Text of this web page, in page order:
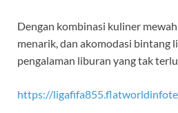
Dengan kombinasi kuliner
menarik, dan akomodasi bintang
pengalaman liburan yang tak
https://